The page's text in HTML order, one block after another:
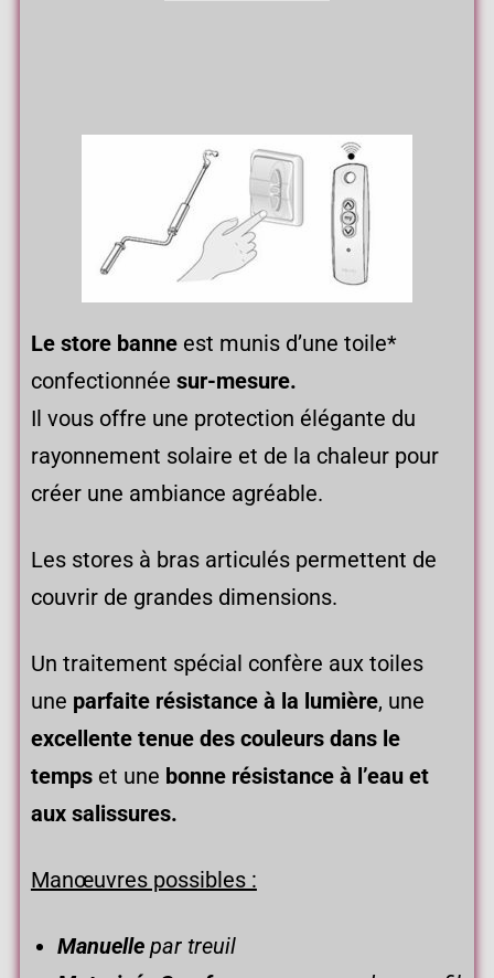
Le store banne est munis d’une toile*
confectionnée sur-mesure.
Il vous offre une protection élégante du
rayonnement solaire et de la chaleur pour
créer une ambiance agréable.
Les stores à bras articulés permettent de
couvrir de grandes dimensions.
Un traitement spécial confère aux toiles
une parfaite résistance à la lumière, une
excellente tenue des couleurs dans le
tempset une bonne résistance à l’eau et
aux salissures.
Manœuvres possibles :
Manuellepar treuil